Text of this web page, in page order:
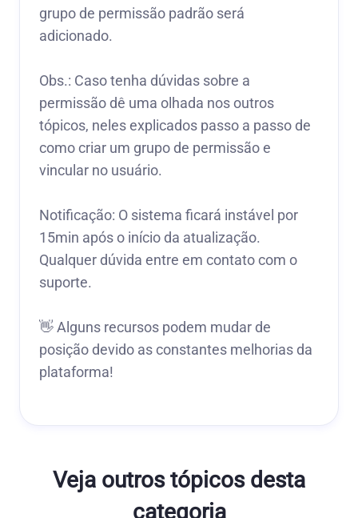
grupo de permissão padrão será
adicionado.
Obs.: Caso tenha dúvidas sobre a
permissão dê uma olhada nos outros
tópicos, neles explicados passo a passo de
como criar um grupo de permissão e
vincular no usuário.
Notificação: O sistema ficará instável por
15min após o início da atualização.
Qualquer dúvida entre em contato com o
suporte.
👋 Alguns recursos podem mudar de
posição devido as constantes melhorias da
plataforma!
Veja outros tópicos desta
categoria